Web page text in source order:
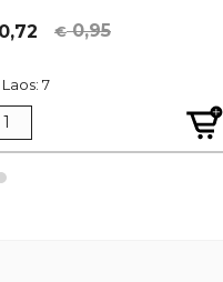
€0,95
0,72
Laos: 7